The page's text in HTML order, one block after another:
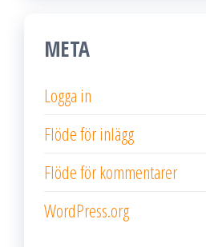
META
Logga in
Flöde för inlägg
Flöde för kommentarer
WordPress.org